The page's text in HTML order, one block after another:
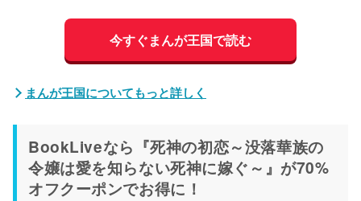
今すぐまんが王国で読む
まんが王国についてもっと詳しく
BookLiveなら『死神の初恋～没落華族の
令嬢は愛を知らない死神に嫁ぐ～』が70%
オフクーポンでお得に！